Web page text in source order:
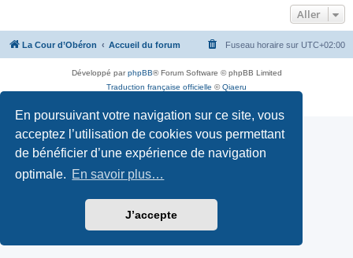
En poursuivant votre navigation sur ce site, vous
acceptez l’utilisation de cookies vous permettant
de bénéficier d’une expérience de navigation
optimale. En savoir plus…
J’accepte
Aller
La Cour d’Obéron Accueil du forum Fuseau horaire sur UTC+02:00
Développé parphpBB® Forum Software © phpBB Limited
Traduction française officielle ©Qiaeru